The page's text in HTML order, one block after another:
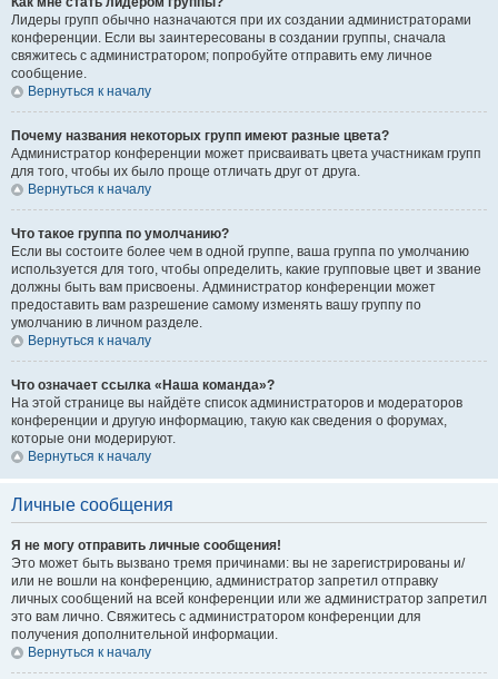
Лидеры групп обычно назначаются при их создании администраторами
конференции. Если вы заинтересованы в создании группы, сначала
свяжитесь с администратором; попробуйте отправить ему личное
сообщение.
Вернуться к началу
Почему названия некоторых групп имеют разные цвета?
Администратор конференции может присваивать цвета участникам групп
для того, чтобы их было проще отличать друг от друга.
Вернуться к началу
Что такое группа по умолчанию?
Если вы состоите более чем в одной группе, ваша группа по умолчанию
используется для того, чтобы определить, какие групповые цвет и звание
должны быть вам присвоены. Администратор конференции может
предоставить вам разрешение самому изменять вашу группу по
умолчанию в личном разделе.
Вернуться к началу
Что означает ссылка «Наша команда»?
На этой странице вы найдёте список администраторов и модераторов
конференции и другую информацию, такую как сведения о форумах,
которые они модерируют.
Вернуться к началу
Личные сообщения
Я не могу отправить личные сообщения!
Это может быть вызвано тремя причинами: вы не зарегистрированы и/
или не вошли на конференцию, администратор запретил отправку
личных сообщений на всей конференции или же администратор запретил
это вам лично. Свяжитесь с администратором конференции для
получения дополнительной информации.
Вернуться к началу